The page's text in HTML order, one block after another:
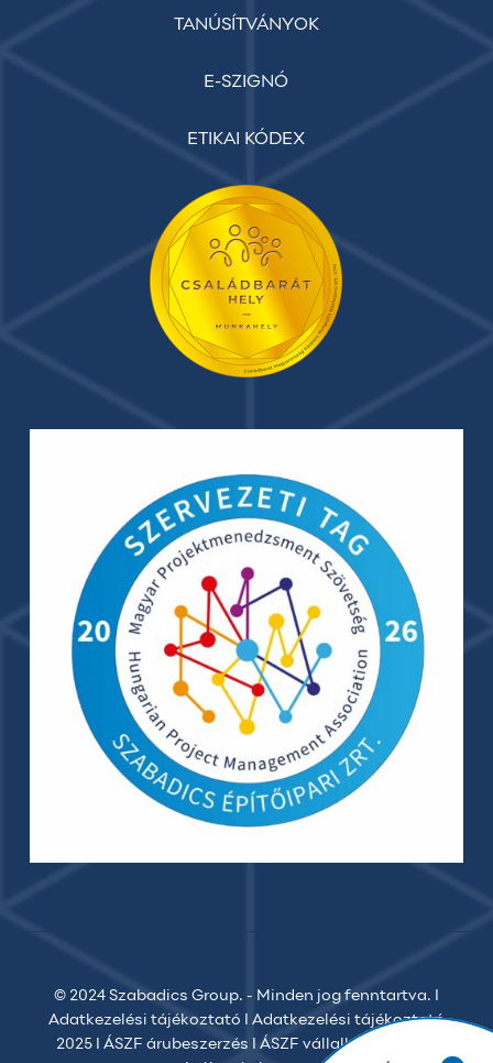
TANÚSÍTVÁNYOK
E-SZIGNÓ
ETIKAI KÓDEX
© 2024 Szabadics Group. - Minden jog fenntartva. I
Adatkezelési tájékoztató
Adatkezelési tájékoztató
2025I ÁSZF árubeszerzés ÁSZF vállalkozói